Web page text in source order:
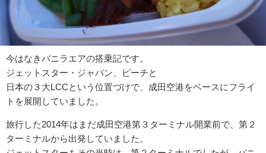
今はなきバニラエアの搭乗記です。
ジェットスター・ジャパン、ピーチと
日本の３大LCCという位置づけで、成田空港をベースにフライ
トを展開していました。
旅行した2014年はまだ成田空港第３ターミナル開業前で、第２
ターミナルから出発していました。